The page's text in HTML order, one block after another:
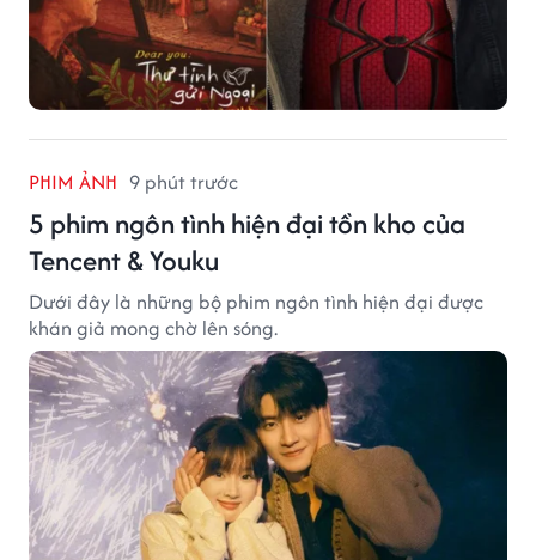
PHIM ẢNH 9 phút trước
5 phim ngôn tình hiện đại tồn kho của
Tencent & Youku
Dưới đây là những bộ phim ngôn tình hiện đại được
khán giả mong chờ lên sóng.